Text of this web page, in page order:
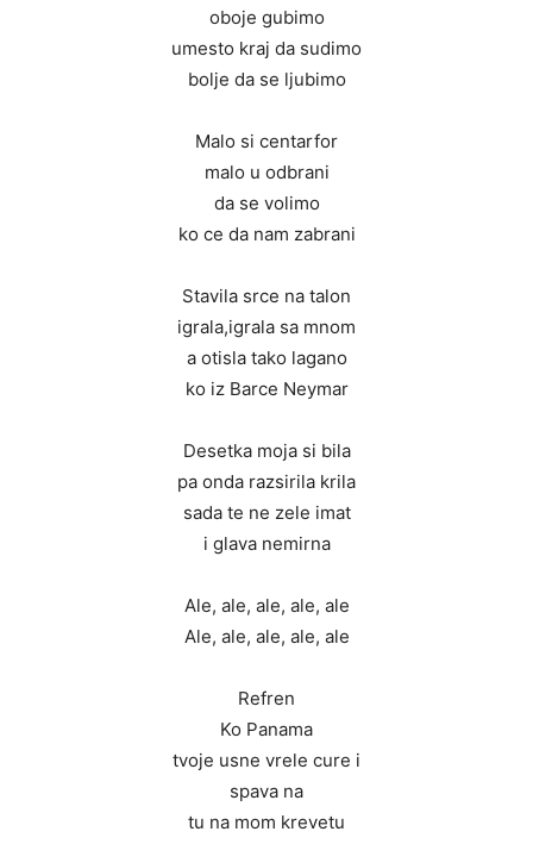
oboje gubimo
umesto kraj da sudimo
bolje da se ljubimo
Malo si centarfor
malo u odbrani
da se volimo
ko ce da nam zabrani
Stavila srce na talon
igrala,igrala sa mnom
a otisla tako lagano
ko iz Barce Neymar
Desetka moja si bila
pa onda razsirila krila
sada te ne zele imat
i glava nemirna
Ale, ale, ale, ale, ale
Ale, ale, ale, ale, ale
Refren
Ko Panama
tvoje usne vrele cure i
spava na
tu na mom krevetu